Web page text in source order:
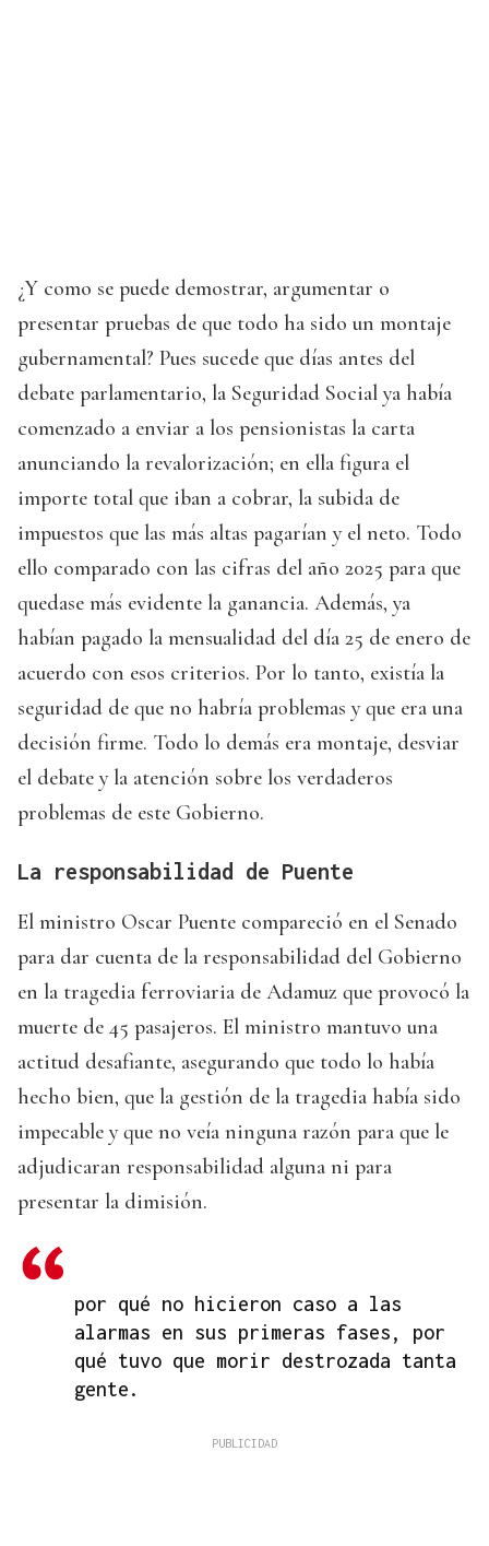
¿Y como se puede demostrar, argumentar o
presentar pruebas de que todo ha sido un montaje
gubernamental? Pues sucede que días antes del
debate parlamentario, la Seguridad Social ya había
comenzado a enviar a los pensionistas la carta
anunciando la revalorización; en ella figura el
importe total que iban a cobrar, la subida de
impuestos que las más altas pagarían y el neto. Todo
ello comparado con las cifras del año 2025 para que
quedase más evidente la ganancia. Además, ya
habían pagado la mensualidad del día 25 de enero de
acuerdo con esos criterios. Por lo tanto, existía la
seguridad de que no habría problemas y que era una
decisión firme. Todo lo demás era montaje, desviar
el debate y la atención sobre los verdaderos
problemas de este Gobierno.
La responsabilidad de Puente
El ministro Oscar Puente compareció en el Senado
para dar cuenta de la responsabilidad del Gobierno
en la tragedia ferroviaria de Adamuz que provocó la
muerte de 45 pasajeros. El ministro mantuvo una
actitud desafiante, asegurando que todo lo había
hecho bien, que la gestión de la tragedia había sido
impecable y que no veía ninguna razón para que le
adjudicaran responsabilidad alguna ni para
presentar la dimisión.
por qué no hicieron caso a las
alarmas en sus primeras fases, por
qué tuvo que morir destrozada tanta
gente.